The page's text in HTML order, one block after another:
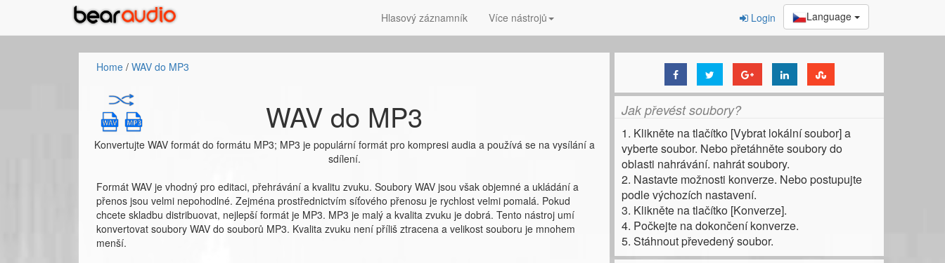
Language
Login
Hlasový záznamník Více nástrojů
Home / WAV do MP3
WAV do MP3
Konvertujte WAV formát do formátu MP3; MP3 je populární formát pro kompresi audia a používá se na vysílání a
sdílení.
Formát WAV je vhodný pro editaci, přehrávání a kvalitu zvuku. Soubory WAV jsou však objemné a ukládání a
přenos jsou velmi nepohodlné. Zejména prostřednictvím síťového přenosu je rychlost velmi pomalá. Pokud
chcete skladbu distribuovat, nejlepší formát je MP3. MP3 je malý a kvalita zvuku je dobrá. Tento nástroj umí
konvertovat soubory WAV do souborů MP3. Kvalita zvuku není příliš ztracena a velikost souboru je mnohem
menší.
Jak převést soubory?
1. Klikněte na tlačítko [Vybrat lokální soubor] a
vyberte soubor. Nebo přetáhněte soubory do
oblasti nahrávání. nahrát soubory.
2. Nastavte možnosti konverze. Nebo postupujte
podle výchozích nastavení.
3. Klikněte na tlačítko [Konverze].
4. Počkejte na dokončení konverze.
5. Stáhnout převedený soubor.